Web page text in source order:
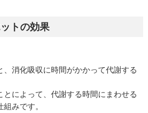
トの効果
、消化吸収に時間がかかって代謝する
とによって、代謝する時間にまわせる
みです。